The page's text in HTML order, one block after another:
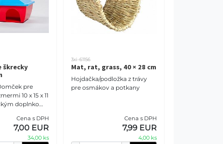
škrecky
pre
10 x 15 x 11
doplnkom
poskytuje
na
Cena s DPH
7,00 EUR
34,00 ks
3xi-61156
Mat, rat, grass, 40 × 28 cm
Hojdačka/podložka z trávy
pre osmákov a potkany
Cena s DPH
7,99 EUR
4,00 ks